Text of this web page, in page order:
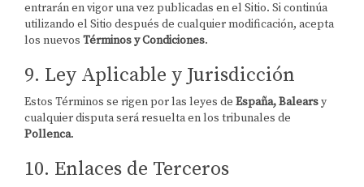
entrarán en vigor una vez publicadas en el Sitio. Si continúa
utilizando el Sitio después de cualquier modificación, acepta
los nuevos Términos y Condiciones.
9. Ley Aplicable y Jurisdicción
Estos Términos se rigen por las leyes de España, Balearsy
cualquier disputa será resuelta en los tribunales de
Pollenca.
10. Enlaces de Terceros